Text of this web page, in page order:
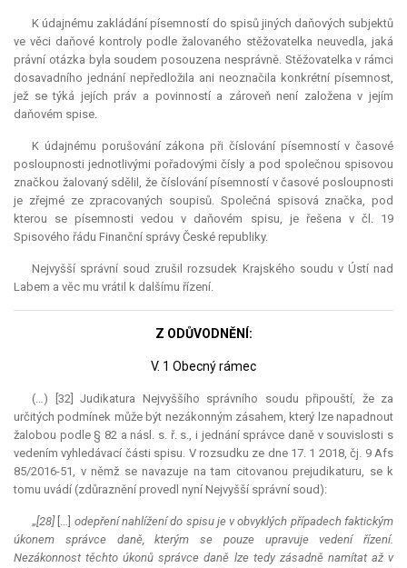
K údajnému zakládání písemností do spisů jiných daňových subjektů
ve věci daňové kontroly podle žalovaného stěžovatelka neuvedla, jaká
právní otázka byla soudem posouzena nesprávně. Stěžovatelka v rámci
dosavadního jednání nepředložila ani neoznačila konkrétní písemnost,
jež se týká jejích práv a povinností a zároveň není založena v jejím
daňovém spise.
K údajnému porušování zákona při číslování písemností v časové
posloupnosti jednotlivými pořadovými čísly a pod společnou spisovou
značkou žalovaný sdělil, že číslování písemností v časové posloupnosti
je zřejmé ze zpracovaných soupisů. Společná spisová značka, pod
kterou se písemnosti vedou v daňovém spisu, je řešena v čl. 19
Spisového řádu Finanční správy České republiky.
Nejvyšší správní soud zrušil rozsudek Krajského soudu v Ústí nad
Labem a věc mu vrátil k dalšímu řízení.
Z ODŮVODNĚNÍ:
V. 1 Obecný rámec
(…) [32] Judikatura Nejvyššího správního soudu připouští, že za
určitých podmínek může být nezákonným zásahem, který lze napadnout
žalobou podle § 82 a násl. s. ř. s., i jednání správce daně v souvislosti s
vedením vyhledávací části spisu. V rozsudku ze dne 17. 1 2018, čj. 9 Afs
85/2016-51, v němž se navazuje na tam citovanou prejudikaturu, se k
tomu uvádí (zdůraznění provedl nyní Nejvyšší správní soud):
„[28][…] odepření nahlížení do spisu je v obvyklých případech faktickým
úkonem správce daně, kterým se pouze upravuje vedení řízení.
Nezákonnost těchto úkonů správce daně lze tedy zásadně namítat až v